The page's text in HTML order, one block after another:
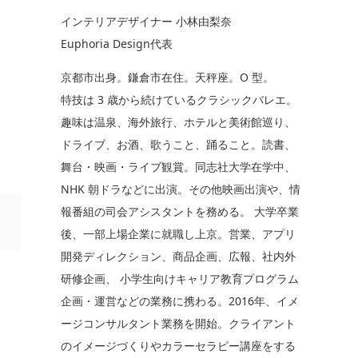
インテリアデザイナー 小林由梨奈
Euphoria Design代表
京都市出身。鎌倉市在住。天秤座。O 型。
特技は 3 歳から続けているクラシックバレエ。
趣味は温泉、海外旅行、ホテルと美術館巡り、
ドライブ、お酒、歌うこと、踊ること。読書、
舞台・映画・ライブ観賞。同志社大学在学中、
NHK 朝ドラなどに出演。その他映画出演や、情
報番組の司会アシスタントを務める。 大学卒業
後、一部上場企業に就職し上京。営業、アプリ
開発ディレクション、商品企画、広報、社内外
研修企画、 小学生向けキャリア教育プログラム
企画・運営などの業務に携わる。2016年、イメ
ージコンサルタント業務を開始。クライアント
のイメージづくりやカラーセラピー講座をする